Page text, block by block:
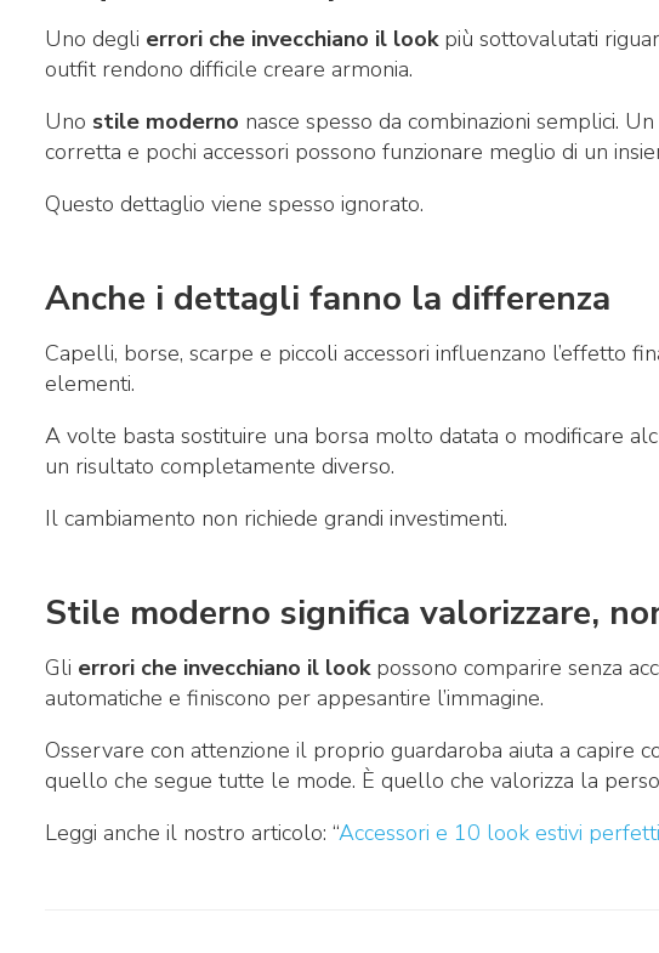
Uno degli errori che invecchiano il lookpiù sottovalutati
outfit rendono difficile creare armonia.
Uno stile moderno nasce spesso da combinazioni semplici.
corretta e pochi accessori possono funzionare meglio di un
Questo dettaglio viene spesso ignorato.
Anche i dettagli fanno la differenza
Capelli, borse, scarpe e piccoli accessori influenzano l’effetto
elementi.
A volte basta sostituire una borsa molto datata o modificare
un risultato completamente diverso.
Il cambiamento non richiede grandi investimenti.
Stile moderno significa valorizzare,
Gli errori che invecchiano il lookpossono comparire senza
automatiche e finiscono per appesantire l’immagine.
Osservare con attenzione il proprio guardaroba aiuta a capire
quello che segue tutte le mode. È quello che valorizza la
Leggi anche il nostro articolo: “Accessori e 10 look estivi